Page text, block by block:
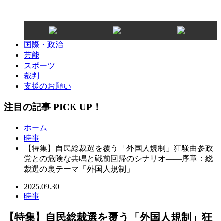
国際・政治
芸能
スポーツ
裁判
支援のお願い
注目の記事 PICK UP！
ホーム
時事
【特集】自民総裁選を覆う「外国人規制」狂騒曲参政
党との危険な共鳴と戦前回帰のシナリオ――序章：総
裁選の裏テーマ「外国人規制」
2025.09.30
時事
【特集】自民総裁選を覆う「外国人規制」狂